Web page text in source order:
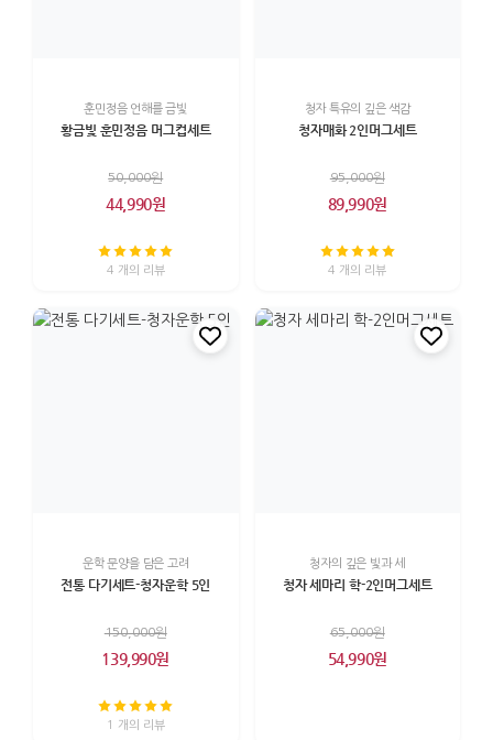
훈민정음 언해를 금빛
황금빛 훈민정음 머그컵세트
50,000원
44,990원
4 개의 리뷰
청자 특유의 깊은 색감
청자매화 2인머그세트
95,000원
89,990원
4 개의 리뷰
운학 문양을 담은 고려
전통 다기세트-청자운학 5인
150,000원
139,990원
1 개의 리뷰
청자의 깊은 빛과 세
청자 세마리 학-2인머그세트
65,000원
54,990원